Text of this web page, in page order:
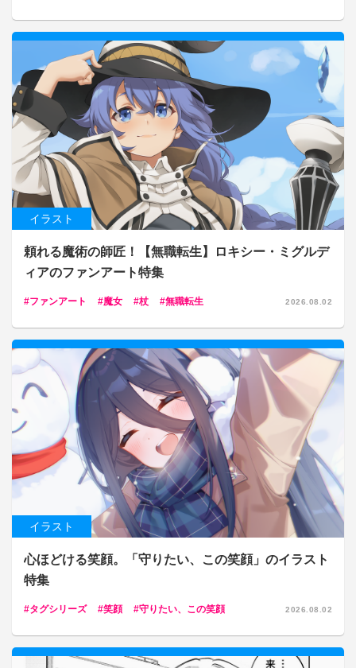
イラスト
頼れる魔術の師匠！【無職転生】ロキシー・ミグルデ
ィアのファンアート特集
ファンアート 魔女 杖 無職転生 2026.08.02
イラスト
心ほどける笑顔。「守りたい、この笑顔」のイラスト
特集
タグシリーズ 笑顔 守りたい、この笑顔 2026.08.02